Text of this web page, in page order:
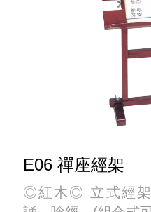
E06 禪座經架
◎紅木◎ 立式經架